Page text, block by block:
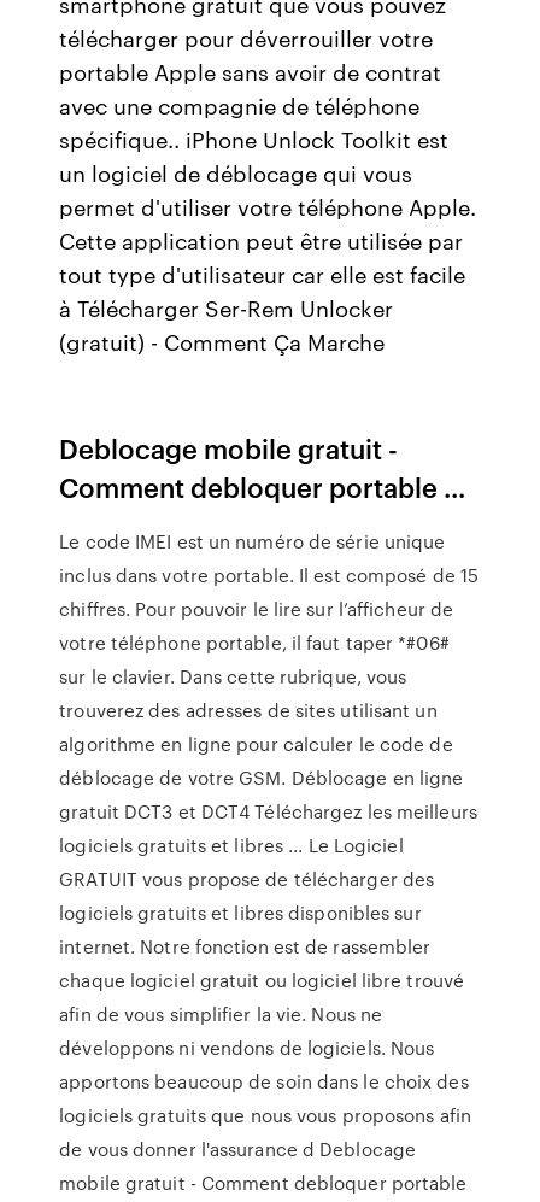
télécharger pour déverrouiller votre
portable Apple sans avoir de contrat
avec une compagnie de téléphone
spécifique.. iPhone Unlock Toolkit est
un logiciel de déblocage qui vous
permet d'utiliser votre téléphone Apple.
Cette application peut être utilisée par
tout type d'utilisateur car elle est facile
à Télécharger Ser-Rem Unlocker
(gratuit) - Comment Ça Marche
Deblocage mobile gratuit -
Comment debloquer portable ...
Le code IMEI est un numéro de série unique
inclus dans votre portable. Il est composé de 15
chiffres. Pour pouvoir le lire sur l’afficheur de
votre téléphone portable, il faut taper *#06#
sur le clavier. Dans cette rubrique, vous
trouverez des adresses de sites utilisant un
algorithme en ligne pour calculer le code de
déblocage de votre GSM. Déblocage en ligne
gratuit DCT3 et DCT4 Téléchargez les meilleurs
logiciels gratuits et libres ... Le Logiciel
GRATUIT vous propose de télécharger des
logiciels gratuits et libres disponibles sur
internet. Notre fonction est de rassembler
chaque logiciel gratuit ou logiciel libre trouvé
afin de vous simplifier la vie. Nous ne
développons ni vendons de logiciels. Nous
apportons beaucoup de soin dans le choix des
logiciels gratuits que nous vous proposons afin
de vous donner l'assurance d Deblocage
mobile gratuit - Comment debloquer portable